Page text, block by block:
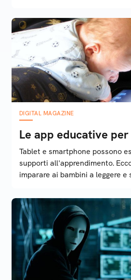
DIGITAL MAGAZINE
Le app educative
Tablet e smartphone possono
supporti all'apprendimento.
imparare ai bambini a leggere e